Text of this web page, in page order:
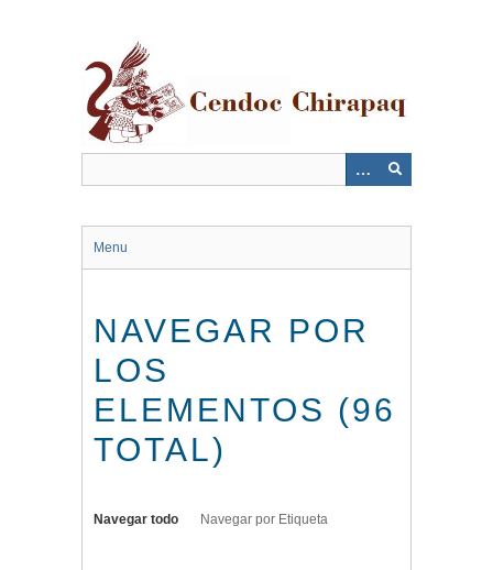
Menu
NAVEGAR POR
LOS
ELEMENTOS (96
TOTAL)
Navegar todo Navegar por Etiqueta